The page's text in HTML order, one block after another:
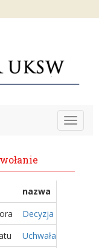
Toggle
nazwa
Decyzja Nr 50/
Uchwała Nr 166/